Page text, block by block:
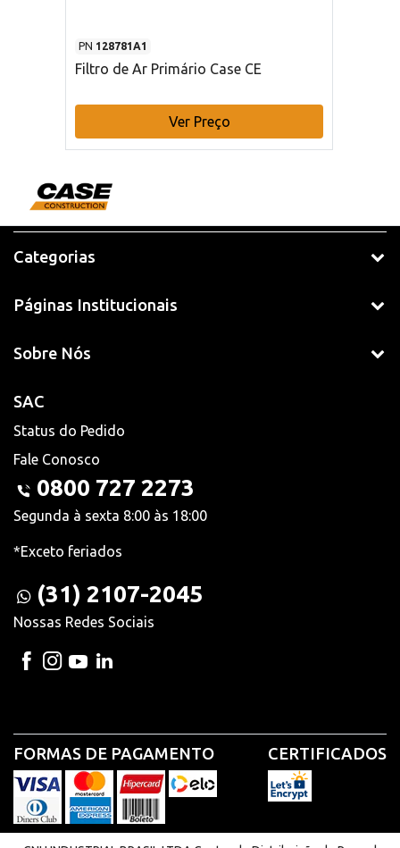
PN 128781A1
Filtro de Ar Primário Case CE
Ver Preço
Categorias
Páginas Institucionais
Sobre Nós
SAC
Status do Pedido
Fale Conosco
0800 727 2273
Segunda à sexta 8:00 às 18:00
*Exceto feriados
(31) 2107-2045
Nossas Redes Sociais
FORMAS DE PAGAMENTO CERTIFICADOS